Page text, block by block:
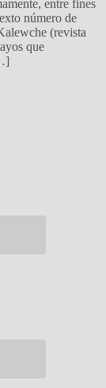
entre fines
número de
(revista
que